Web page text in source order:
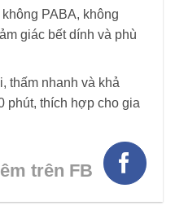
PABA, không
giác bết dính và phù
thấm nhanh và khả
phút, thích hợp cho gia
trên FB